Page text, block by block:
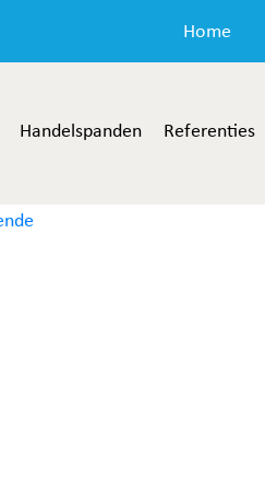
Home
Handelspanden Referenties